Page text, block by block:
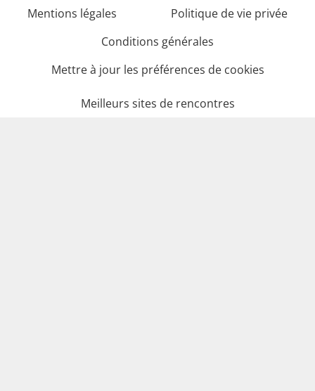
Mentions légales
Politique de vie privée
Conditions générales
Mettre à jour les préférences de cookies
Meilleurs sites de rencontres